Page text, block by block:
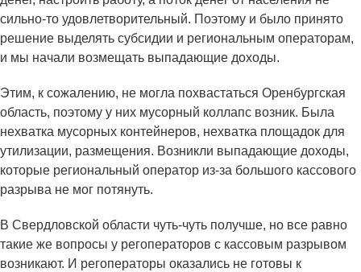
сильно-то удовлетворительный. Поэтому и было принято
решение выделять субсидии и региональным операторам,
и мы начали возмещать выпадающие доходы.
Этим, к сожалению, не могла похвастаться Оренбургская
область, поэтому у них мусорный коллапс возник. Была
нехватка мусорных контейнеров, нехватка площадок для
утилизации, размещения. Возникли выпадающие доходы,
которые региональный оператор из-за большого кассового
разрыва не мог потянуть.
В Свердловской области чуть-чуть получше, но все равно
такие же вопросы у регоператоров с кассовым разрывом
возникают. И регоператоры оказались не готовы к